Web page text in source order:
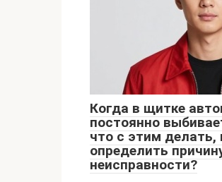
Когда в щитке
постоянно
что с этим делать,
определить
неисправности?